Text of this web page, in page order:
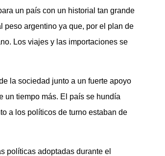
un país con un historial tan grande
argentino ya que, por el plan de
Los viajes y las importaciones se
la sociedad junto a un fuerte apoyo
un tiempo más. El país se hundía
a los políticos de turno estaban de
políticas adoptadas durante el